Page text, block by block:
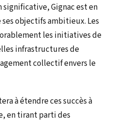
Gignac est en
objectifs ambitieux. Les
les initiatives de
infrastructures de
collectif envers le
à étendre ces succès à
en tirant parti des